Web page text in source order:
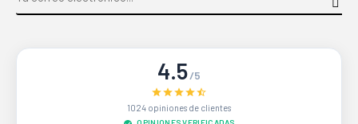
4.5/5
1024 opiniones de clientes